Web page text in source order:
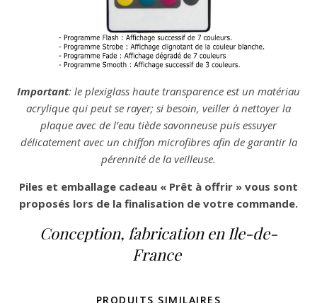
Important: le plexiglass haute transparence est un matériau
acrylique qui peut se rayer; si besoin, veiller à nettoyer la
plaque avec de l’eau tiède savonneuse puis essuyer
délicatement avec un chiffon microfibres afin de garantir la
pérennité de la veilleuse.
Piles et emballage cadeau « Prêt à offrir » vous sont
proposés lors de la finalisation de votre commande.
Conception, fabrication en Ile-de-
France
PRODUITS SIMILAIRES